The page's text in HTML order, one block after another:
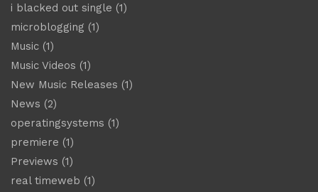
i blacked out single (1)
microblogging (1)
Music (1)
Music Videos (1)
New Music Releases (1)
News (2)
operatingsystems (1)
premiere (1)
Previews (1)
real timeweb (1)